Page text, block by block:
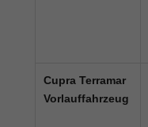
Cupra Terramar
Vorlauffahrzeug